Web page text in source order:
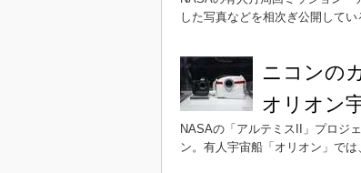
した写真などを相次ぎ公開してい
ニコンの
オリオン
NASAの「アルテミスII」プロジ
ン。有人宇宙船「オリオン」では